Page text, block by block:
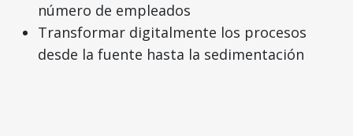
número de empleados
Transformar digitalmente los procesos
desde la fuente hasta la sedimentación